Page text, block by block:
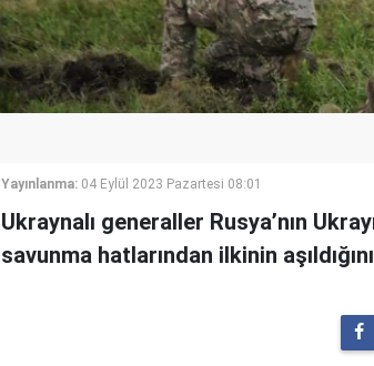
Yayınlanma: 04 Eylül 2023 Pazartesi 08:01
Ukraynalı generaller Rusya’nın
savunma hatlarından ilkinin